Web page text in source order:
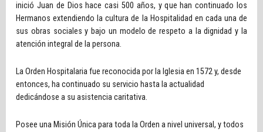
inició Juan de Dios hace casi 500 años, y que han continuado los
Hermanos extendiendo la cultura de la Hospitalidad en cada una de
sus obras sociales y bajo un modelo de respeto a la dignidad y la
atención integral de la persona.
La Orden Hospitalaria fue reconocida por la Iglesia en 1572 y, desde
entonces, ha continuado su servicio hasta la actualidad
dedicándose a su asistencia caritativa.
Posee una Misión Única para toda la Orden a nivel universal, y todos